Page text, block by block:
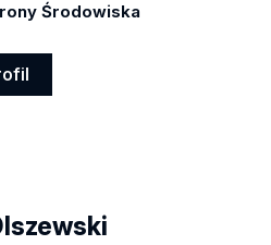
Środowiska